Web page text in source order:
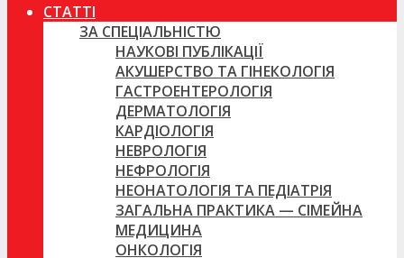
СТАТТІ
ЗА СПЕЦІАЛЬНІСТЮ
НАУКОВІ ПУБЛІКАЦІЇ
АКУШЕРСТВО ТА ГІНЕКОЛОГІЯ
ГАСТРОЕНТЕРОЛОГІЯ
ДЕРМАТОЛОГІЯ
КАРДІОЛОГІЯ
НЕВРОЛОГІЯ
НЕФРОЛОГІЯ
НЕОНАТОЛОГІЯ ТА ПЕДІАТРІЯ
ЗАГАЛЬНА ПРАКТИКА — СІМЕЙНА
МЕДИЦИНА
ОНКОЛОГІЯ